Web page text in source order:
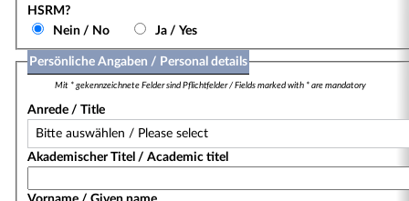
HSRM?
Nein / No
Ja / Yes
Persönliche Angaben / Personal details
Mit * gekennzeichnete Felder sind Pflichtfelder / Fields marked with * are mandatory
Anrede / Title
Akademischer Titel / Academic titel